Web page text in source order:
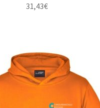
31,43€